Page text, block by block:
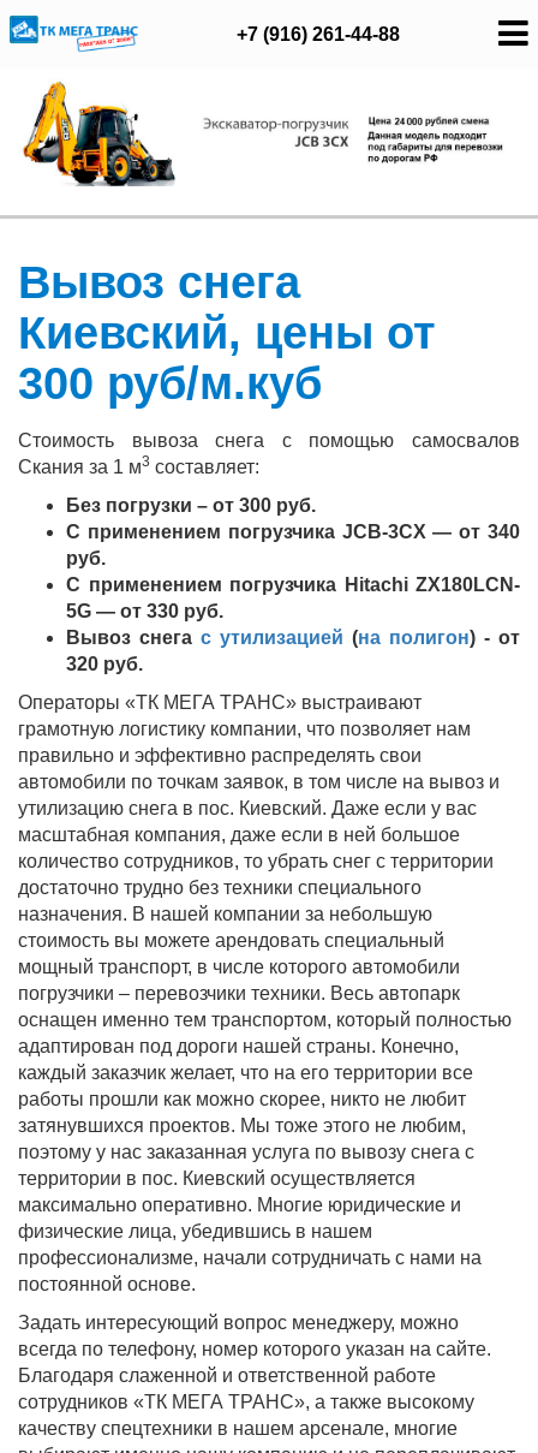
+7 (916) 261-44-88
Вывоз снега
Киевский, цены от
300 руб/м.куб
Стоимость вывоза снега с помощью самосвалов
Скания за 1 м3 составляет:
Без погрузки – от 300 руб.
С применением погрузчика JCB-3CX — от 340
руб.
С применением погрузчика Hitachi ZX180LCN-
5G — от 330 руб.
Вывоз снега с утилизацией (на полигон) - от
320 руб.
Операторы «ТК МЕГА ТРАНС» выстраивают
грамотную логистику компании, что позволяет нам
правильно и эффективно распределять свои
автомобили по точкам заявок, в том числе на вывоз и
утилизацию снега в пос. Киевский. Даже если у вас
масштабная компания, даже если в ней большое
количество сотрудников, то убрать снег с территории
достаточно трудно без техники специального
назначения. В нашей компании за небольшую
стоимость вы можете арендовать специальный
мощный транспорт, в числе которого автомобили
погрузчики – перевозчики техники. Весь автопарк
оснащен именно тем транспортом, который полностью
адаптирован под дороги нашей страны. Конечно,
каждый заказчик желает, что на его территории все
работы прошли как можно скорее, никто не любит
затянувшихся проектов. Мы тоже этого не любим,
поэтому у нас заказанная услуга по вывозу снега с
территории в пос. Киевский осуществляется
максимально оперативно. Многие юридические и
физические лица, убедившись в нашем
профессионализме, начали сотрудничать с нами на
постоянной основе.
Задать интересующий вопрос менеджеру, можно
всегда по телефону, номер которого указан на сайте.
Благодаря слаженной и ответственной работе
сотрудников «ТК МЕГА ТРАНС», а также высокому
качеству спецтехники в нашем арсенале, многие